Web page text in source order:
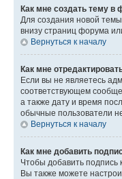
Как мне создать тему в
Для создания новой
внизу страниц форума
Вернуться к началу
Как мне
Если вы не являетесь
соответствующем
а также дату и время
обычные пользователи
Вернуться к началу
Как мне добавить
Чтобы добавить
Вы также можете